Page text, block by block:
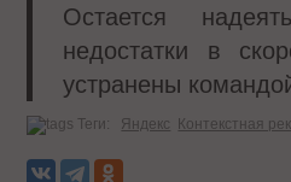
Остается
недостатки в
устранены
Теги: Яндекс Контекстная